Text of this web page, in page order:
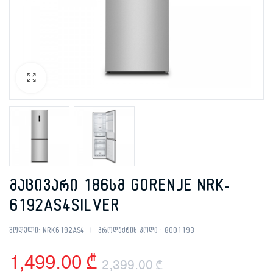
მაცივარი 186სმ GORENJE NRK-
6192AS4SILVER
მოდელი: NRK6192AS4 პროდუქტის კოდი : 8001193
2,399.00₾
1,499.00 ₾